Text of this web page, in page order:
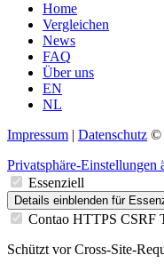
Home
Vergleichen
News
FAQ
Über uns
EN
NL
Impressum | Datenschutz ©
Privatsphäre-Einstellungen
Essenziell
Details einblenden für
Contao HTTPS CSRF
Schützt vor Cross-Site-